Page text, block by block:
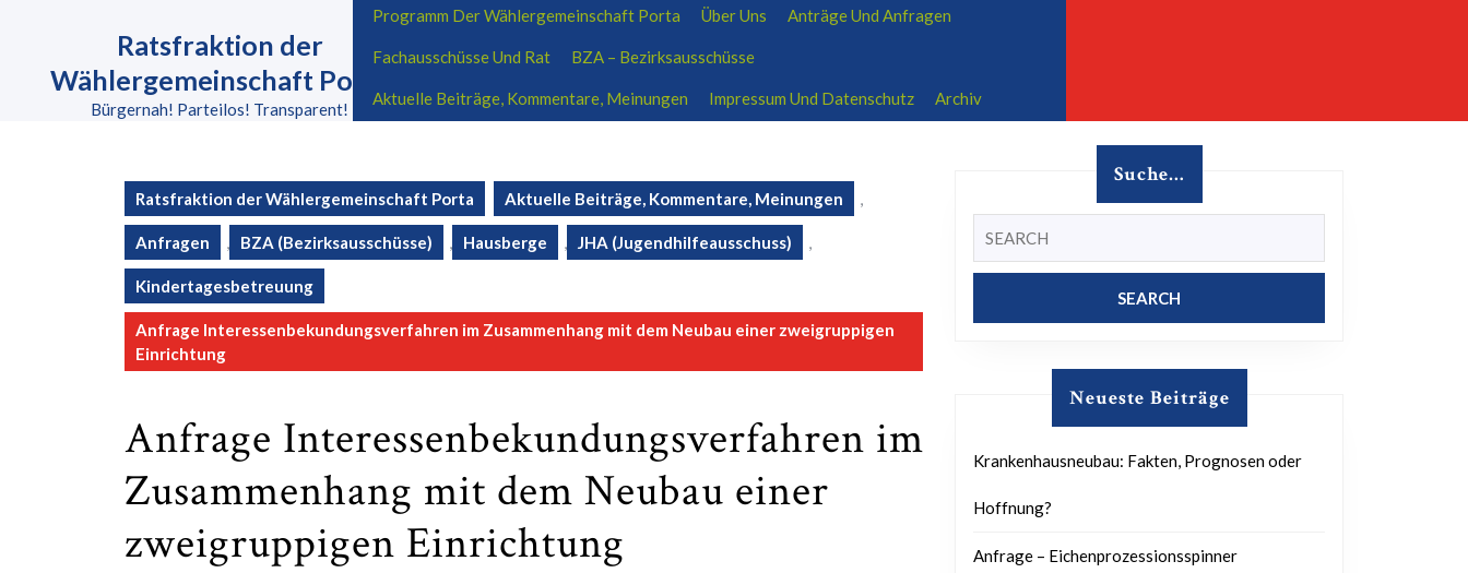
Ratsfraktion der
Wählergemeinschaft Porta
Bürgernah! Parteilos! Transparent!
Programm Der Wählergemeinschaft Porta Über Uns Anträge Und Anfragen
Fachausschüsse Und Rat BZA – Bezirksausschüsse
Aktuelle Beiträge, Kommentare, Meinungen Impressum Und Datenschutz Archiv
Ratsfraktion der Wählergemeinschaft Porta Aktuelle Beiträge, Kommentare, Meinungen ,
Anfragen , BZA (Bezirksausschüsse) , Hausberge , JHA (Jugendhilfeausschuss) ,
Kindertagesbetreuung
Anfrage Interessenbekundungsverfahren im Zusammenhang mit dem Neubau einer zweigruppigen
Einrichtung
Anfrage Interessenbekundungsverfahren im
Zusammenhang mit dem Neubau einer
zweigruppigen Einrichtung
Suche…
for:
Neueste Beiträge
Krankenhausneubau: Fakten, Prognosen oder
Hoffnung?
Anfrage – Eichenprozessionsspinner